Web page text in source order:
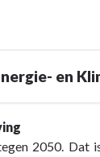
en
2050. Dat